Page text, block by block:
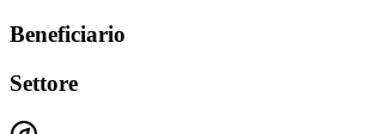
Beneficiario
Settore